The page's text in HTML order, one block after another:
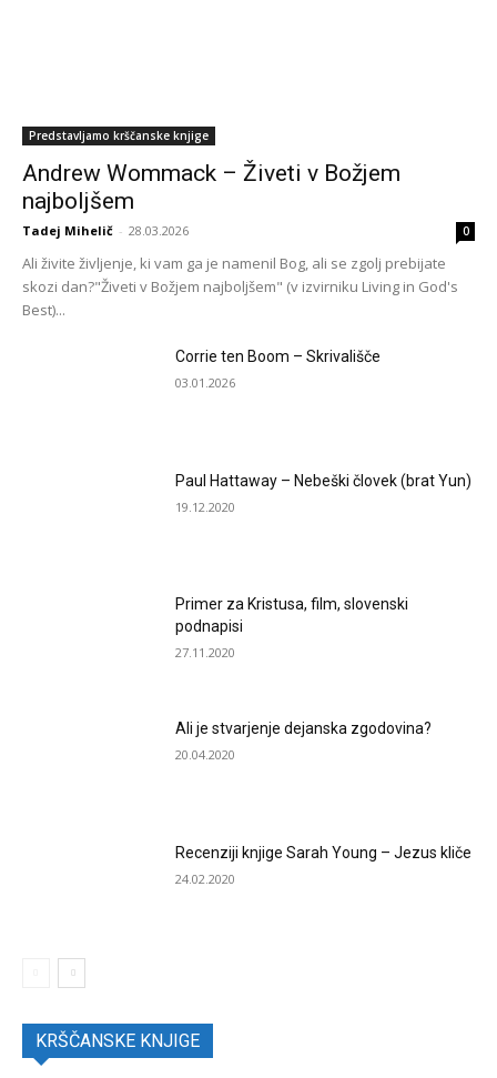
Predstavljamo krščanske knjige
Andrew Wommack – Živeti v Božjem
najboljšem
Tadej Mihelič - 28.03.2026 0
Ali živite življenje, ki vam ga je namenil Bog, ali se zgolj prebijate
skozi dan?"Živeti v Božjem najboljšem" (v izvirniku Living in God's
Best)...
Corrie ten Boom – Skrivališče
03.01.2026
Paul Hattaway – Nebeški človek (brat Yun)
19.12.2020
Primer za Kristusa, film, slovenski
podnapisi
27.11.2020
Ali je stvarjenje dejanska zgodovina?
20.04.2020
Recenziji knjige Sarah Young – Jezus kliče
24.02.2020
KRŠČANSKE KNJIGE